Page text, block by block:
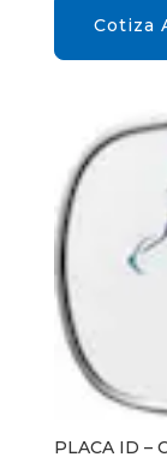
Cotiza
PLACA ID –